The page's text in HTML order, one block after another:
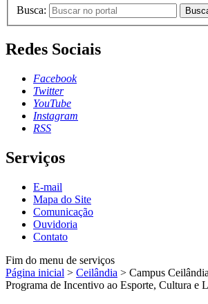
Busca:
Redes Sociais
Facebook
Twitter
YouTube
Instagram
RSS
Serviços
E-mail
Mapa do Site
Comunicação
Ouvidoria
Contato
Fim do menu de serviços
Página inicial > Ceilândia > Campus
Programa de Incentivo ao Esporte, Cultura e